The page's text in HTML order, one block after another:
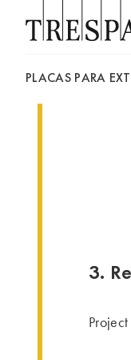
PLACAS PARA
3.